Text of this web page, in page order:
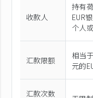
收款人
持有
EUR
个人
汇款限额
相当
元的
汇款次数